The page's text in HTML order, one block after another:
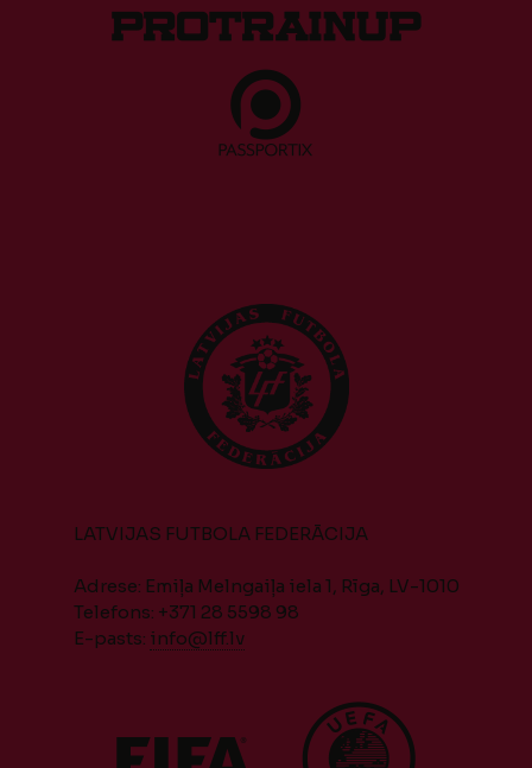
LATVIJAS FUTBOLA FEDERĀCIJA
Adrese: Emiļa Melngaiļa iela 1, Rīga, LV-1010
Telefons: +371 28 5598 98
E-pasts: info@lff.lv